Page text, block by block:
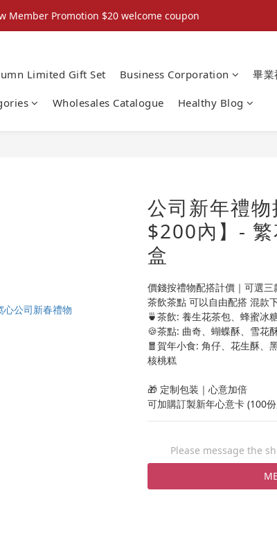
Member Promotion $20 welcome coupon
Member Promotion $20 welcome coupon
📦折後付款滿$300免運費 （香港、澳門）
Member Promotion $20 welcome coupon
Limited Gift Set Business Corporation 畢業
Wholesales Catalogue Healthy Blog
公司新年禮
$200內】-
盒
價錢按禮物配搭計價｜可選
茶飲茶點 可以自由配搭 混款
🍵茶飲: 養生花茶包、蜂蜜冰
🍪茶點: 曲奇、蝴蝶酥、雪花
🧧賀年小食: 角仔、花生酥、
核桃糕
🎁 定制包装｜心意加倍
可加購訂製新年心意卡 (100份
Please message the